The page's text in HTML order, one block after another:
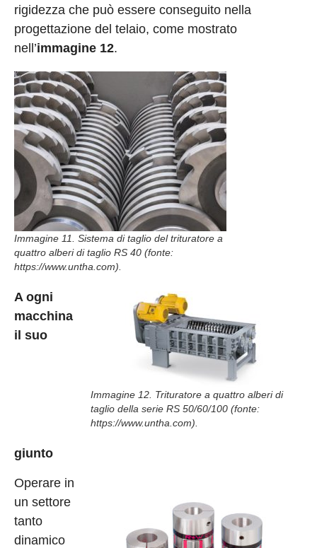
rigidezza che può essere conseguito nella
progettazione del telaio, come mostrato
nell’immagine 12.
Immagine 11. Sistema di taglio del trituratore a
quattro alberi di taglio RS 40 (fonte:
https://www.untha.com).
Immagine 12. Trituratore a quattro alberi di
taglio della serie RS 50/60/100 (fonte:
https://www.untha.com).
A ogni
macchina
il suo
giunto
Operare in
un settore
tanto
dinamico